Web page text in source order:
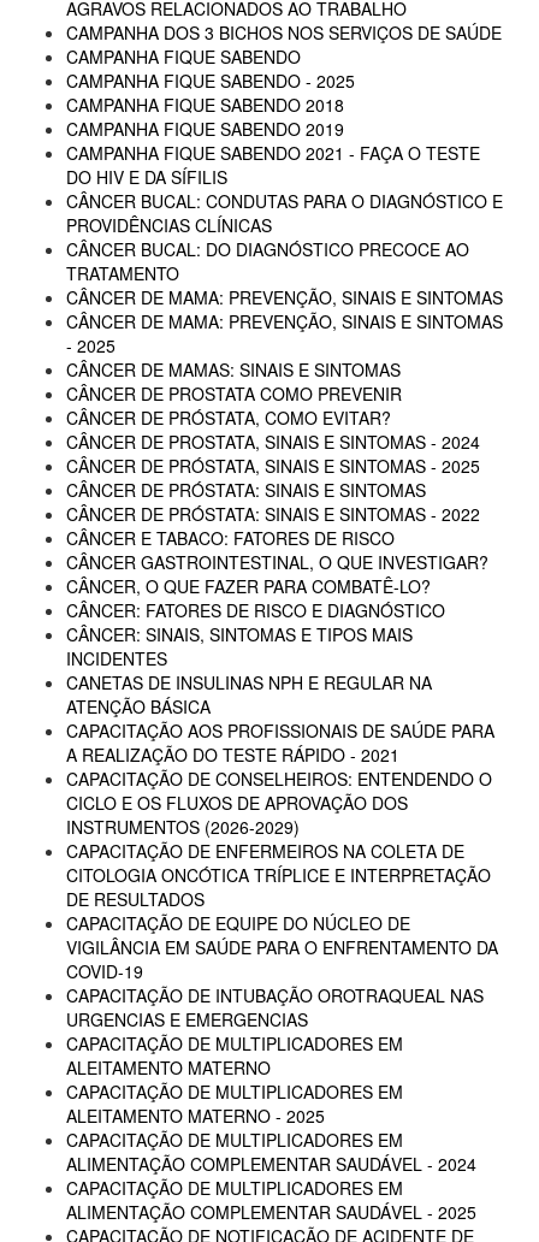
AGRAVOS RELACIONADOS AO TRABALHO
CAMPANHA DOS 3 BICHOS NOS SERVIÇOS DE SAÚDE
CAMPANHA FIQUE SABENDO
CAMPANHA FIQUE SABENDO - 2025
CAMPANHA FIQUE SABENDO 2018
CAMPANHA FIQUE SABENDO 2019
CAMPANHA FIQUE SABENDO 2021 - FAÇA O TESTE
DO HIV E DA SÍFILIS
CÂNCER BUCAL: CONDUTAS PARA O DIAGNÓSTICO E
PROVIDÊNCIAS CLÍNICAS
CÂNCER BUCAL: DO DIAGNÓSTICO PRECOCE AO
TRATAMENTO
CÂNCER DE MAMA: PREVENÇÃO, SINAIS E SINTOMAS
CÂNCER DE MAMA: PREVENÇÃO, SINAIS E SINTOMAS
- 2025
CÂNCER DE MAMAS: SINAIS E SINTOMAS
CÂNCER DE PROSTATA COMO PREVENIR
CÂNCER DE PRÓSTATA, COMO EVITAR?
CÂNCER DE PROSTATA, SINAIS E SINTOMAS - 2024
CÂNCER DE PRÓSTATA, SINAIS E SINTOMAS - 2025
CÂNCER DE PRÓSTATA: SINAIS E SINTOMAS
CÂNCER DE PRÓSTATA: SINAIS E SINTOMAS - 2022
CÂNCER E TABACO: FATORES DE RISCO
CÂNCER GASTROINTESTINAL, O QUE INVESTIGAR?
CÂNCER, O QUE FAZER PARA COMBATÊ-LO?
CÂNCER: FATORES DE RISCO E DIAGNÓSTICO
CÂNCER: SINAIS, SINTOMAS E TIPOS MAIS
INCIDENTES
CANETAS DE INSULINAS NPH E REGULAR NA
ATENÇÃO BÁSICA
CAPACITAÇÃO AOS PROFISSIONAIS DE SAÚDE PARA
A REALIZAÇÃO DO TESTE RÁPIDO - 2021
CAPACITAÇÃO DE CONSELHEIROS: ENTENDENDO O
CICLO E OS FLUXOS DE APROVAÇÃO DOS
INSTRUMENTOS (2026-2029)
CAPACITAÇÃO DE ENFERMEIROS NA COLETA DE
CITOLOGIA ONCÓTICA TRÍPLICE E INTERPRETAÇÃO
DE RESULTADOS
CAPACITAÇÃO DE EQUIPE DO NÚCLEO DE
VIGILÂNCIA EM SAÚDE PARA O ENFRENTAMENTO DA
COVID-19
CAPACITAÇÃO DE INTUBAÇÃO OROTRAQUEAL NAS
URGENCIAS E EMERGENCIAS
CAPACITAÇÃO DE MULTIPLICADORES EM
ALEITAMENTO MATERNO
CAPACITAÇÃO DE MULTIPLICADORES EM
ALEITAMENTO MATERNO - 2025
CAPACITAÇÃO DE MULTIPLICADORES EM
ALIMENTAÇÃO COMPLEMENTAR SAUDÁVEL - 2024
CAPACITAÇÃO DE MULTIPLICADORES EM
ALIMENTAÇÃO COMPLEMENTAR SAUDÁVEL - 2025
CAPACITAÇÃO DE NOTIFICAÇÃO DE ACIDENTE DE